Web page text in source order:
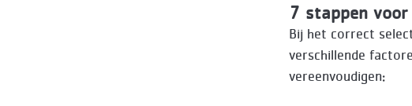
7 stappen
Bij het correct
verschillende
vereenvoudigen: